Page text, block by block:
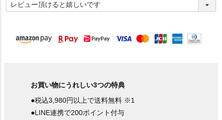
必
須
お買い物にうれしい3つの特典
●税込3,980円以上で送料無料 ※1
●LINE連携で200ポイント付与